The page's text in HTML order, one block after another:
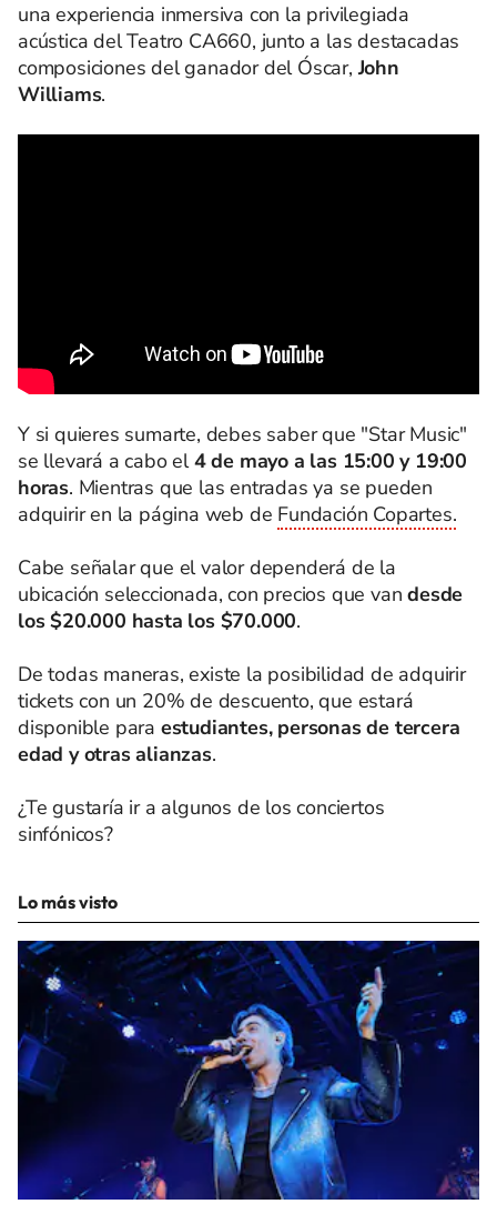
una experiencia inmersiva con la privilegiada
acústica del Teatro CA660, junto a las destacadas
composiciones del ganador del Óscar,John
Williams.
Y si quieres sumarte, debes saber que "Star Music"
se llevará a cabo el4 de mayo a las 15:00 y 19:00
horas. Mientras que las entradas ya se pueden
adquirir en la página web de Fundación Copartes.
Cabe señalar que el valor dependerá de la
ubicación seleccionada, con precios que vandesde
los $20.000 hasta los $70.000.
De todas maneras, existe la posibilidad de adquirir
tickets con un 20% de descuento, que estará
disponible para estudiantes, personas de tercera
edad y otras alianzas.
¿Te gustaría ir a algunos de los conciertos
sinfónicos?
Lo más visto